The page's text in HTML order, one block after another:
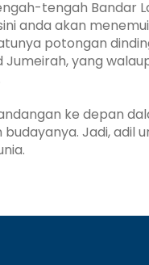
tengah Bandar
anda akan
potongan
Jumeirah, yang
ke depan
Jadi, adil